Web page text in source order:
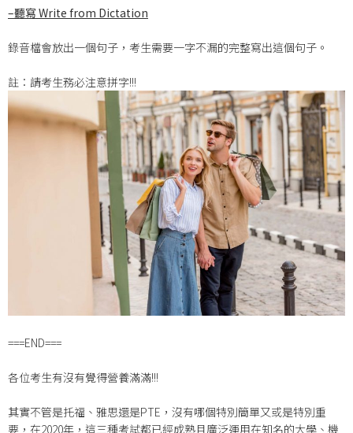
–聽寫 Write from Dictation
錄音檔會放出一個句子，考生需要一字不漏的完整寫出這個句子。
註：請考生務必注意拼字!!!
===END===
各位考生有沒有覺得營養滿滿!!!
其實不管是托福、雅思還是PTE，沒有哪個特別簡單又或是特別重
要，在2020年，這三種考試都已經成熟且廣泛運用在知名的大學、機